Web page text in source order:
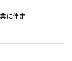
に伴走